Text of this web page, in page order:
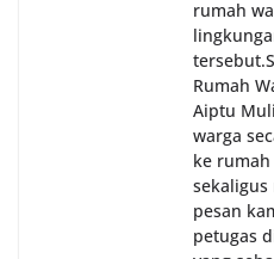
rencananya akan
oleh
Sunggal sebagai
situasi Kamtibmas
sekaligus
warga dalam
rumah
Rumah
Aiptu
warga
ke
sekaligus
pesan
petugas